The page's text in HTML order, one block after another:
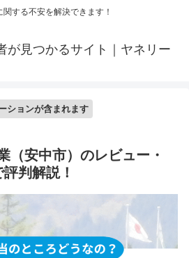
関する不安を解決できます！
が見つかるサイト｜ヤネリー
ションが含まれます
（安中市）のレビュー・
判解説！